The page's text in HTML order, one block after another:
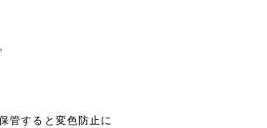
管すると変色防止に